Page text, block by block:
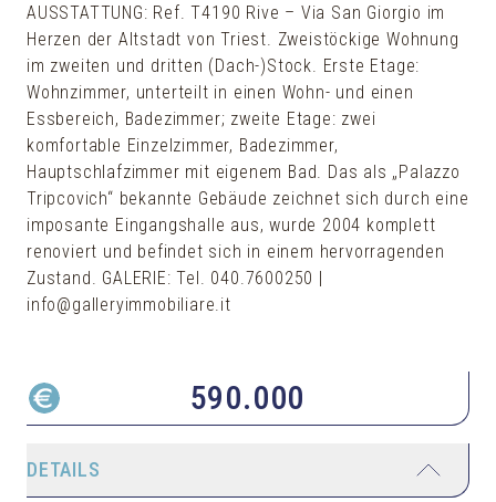
AUSSTATTUNG: Ref. T4190 Rive – Via San Giorgio im
Herzen der Altstadt von Triest. Zweistöckige Wohnung
im zweiten und dritten (Dach-)Stock. Erste Etage:
Wohnzimmer, unterteilt in einen Wohn- und einen
Essbereich, Badezimmer; zweite Etage: zwei
komfortable Einzelzimmer, Badezimmer,
Hauptschlafzimmer mit eigenem Bad. Das als „Palazzo
Tripcovich“ bekannte Gebäude zeichnet sich durch eine
imposante Eingangshalle aus, wurde 2004 komplett
renoviert und befindet sich in einem hervorragenden
Zustand. GALERIE: Tel. 040.7600250 |
info@galleryimmobiliare.it
590.000
DETAILS